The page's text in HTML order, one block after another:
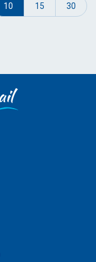
10 15 30